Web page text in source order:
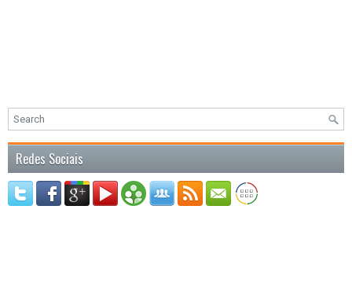
Redes Sociais